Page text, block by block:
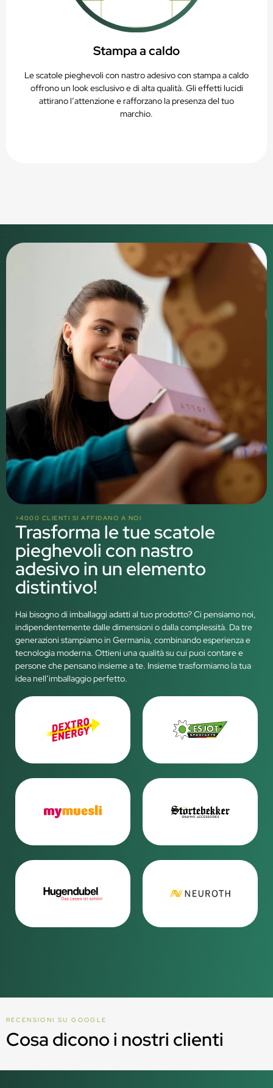
Stampa a caldo
Le scatole pieghevoli con nastro adesivo con stampa a caldo
offrono un look esclusivo e di alta qualità. Gli effetti lucidi
attirano l’attenzione e rafforzano la presenza del tuo
marchio.
>4000 CLIENTI SI AFFIDANO A NOI
Trasforma le tue scatole
pieghevoli con nastro
adesivo in un elemento
distintivo!
Hai bisogno di imballaggi adatti al tuo prodotto? Ci pensiamo noi,
indipendentemente dalle dimensioni o dalla complessità. Da tre
generazioni stampiamo in Germania, combinando esperienza e
tecnologia moderna. Ottieni una qualità su cui puoi contare e
persone che pensano insieme a te. Insieme trasformiamo la tua
idea nell’imballaggio perfetto.
RECENSIONI SU GOOGLE
Cosa dicono i nostri clienti